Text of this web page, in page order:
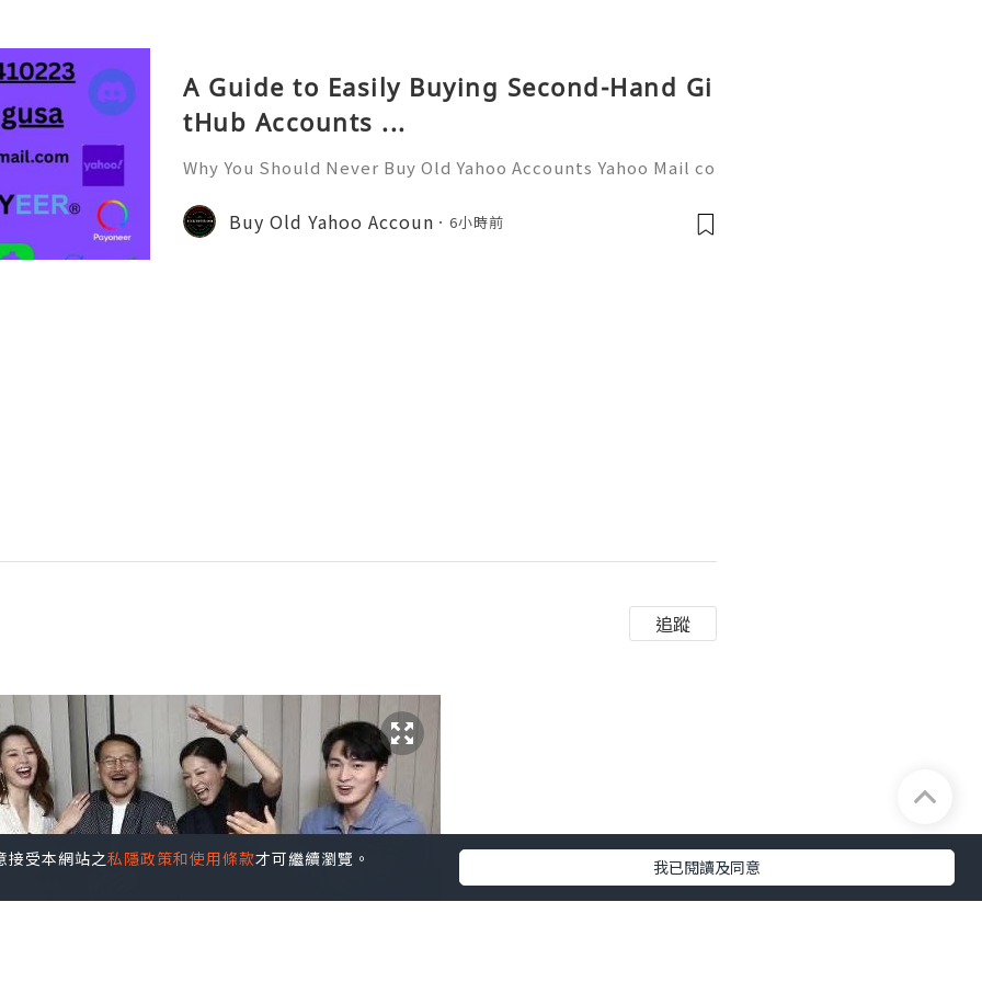
A Guide to Easily Buying Second-Hand Gi
tHub Accounts ...
Why You Should Never Buy Old Yahoo Accounts Yahoo Mail co
onal communication, business correspondence, and online a
ccount recovery. Because of
Buy Old Yahoo Accoun 6小時前
追蹤
受本網站之私隱政策和使用條款才可繼續瀏覽。 我已閱讀及同意